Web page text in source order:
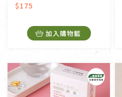
$175
加入購物籃